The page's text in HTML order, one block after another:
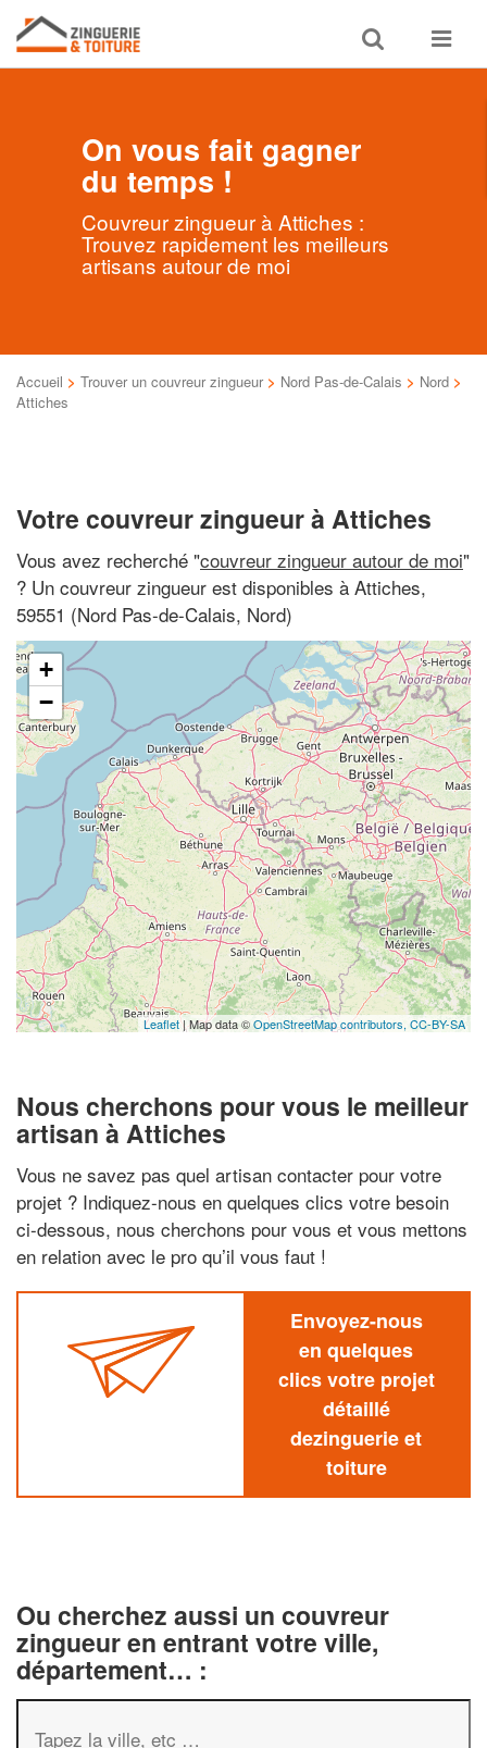
Toggle
search
Toggle
On vous fait gagner
du temps !
Couvreur zingueur à Attiches :
Trouvez rapidement les meilleurs
artisans autour de moi
Accueil > Trouver un couvreur zingueur > Nord Pas-de-Calais > Nord >
Attiches
Votre couvreur zingueur à Attiches
Vous avez recherché "couvreur zingueur autour de moi"
? Un couvreur zingueur est disponibles à Attiches,
59551 (Nord Pas-de-Calais, Nord)
+
−
Leaflet| Map data ©OpenStreetMap contributors, CC-BY-SA
Nous cherchons pour vous le meilleur
artisan à Attiches
Vous ne savez pas quel artisan contacter pour votre
projet ? Indiquez-nous en quelques clics votre besoin
ci-dessous, nous cherchons pour vous et vous mettons
en relation avec le pro qu’il vous faut !
Envoyez-nous
en quelques
clics votre projet
détaillé
dezinguerie et
toiture
Ou cherchez aussi un couvreur
zingueur en entrant votre ville,
département… :